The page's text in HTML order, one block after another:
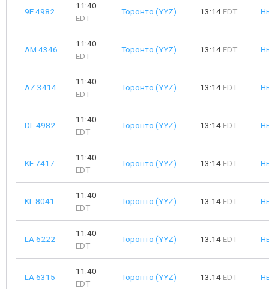
9E 4982
11:40
EDT
Торонто (YYZ) 13:14 EDT
AM 4346
11:40
EDT
Торонто (YYZ) 13:14 EDT
AZ 3414
11:40
EDT
Торонто (YYZ) 13:14 EDT
DL 4982
11:40
EDT
Торонто (YYZ) 13:14 EDT
KE 7417
11:40
EDT
Торонто (YYZ) 13:14 EDT
KL 8041
11:40
EDT
Торонто (YYZ) 13:14 EDT
LA 6222
11:40
EDT
Торонто (YYZ) 13:14 EDT
LA 6315
11:40
EDT
Торонто (YYZ) 13:14 EDT